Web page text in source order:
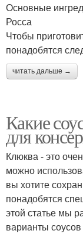
Основные
Росса
Чтобы
понадобятся
читать дальше →
Какие
для
Клюква - это
можно
вы хотите
понадобятся
этой статье мы
варианты